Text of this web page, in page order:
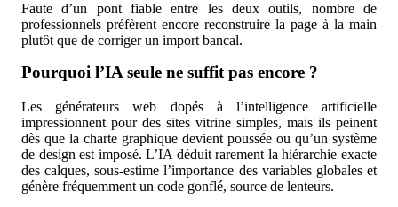
Faute d’un pont fiable entre les deux outils, nombre de
professionnels préfèrent encore reconstruire la page à la main
plutôt que de corriger un import bancal.
Pourquoi l’IA seule ne suffit pas encore ?
Les générateurs web dopés à l’intelligence artificielle
impressionnent pour des sites vitrine simples, mais ils peinent
dès que la charte graphique devient poussée ou qu’un système
de design est imposé. L’IA déduit rarement la hiérarchie exacte
des calques, sous-estime l’importance des variables globales et
génère fréquemment un code gonflé, source de lenteurs.